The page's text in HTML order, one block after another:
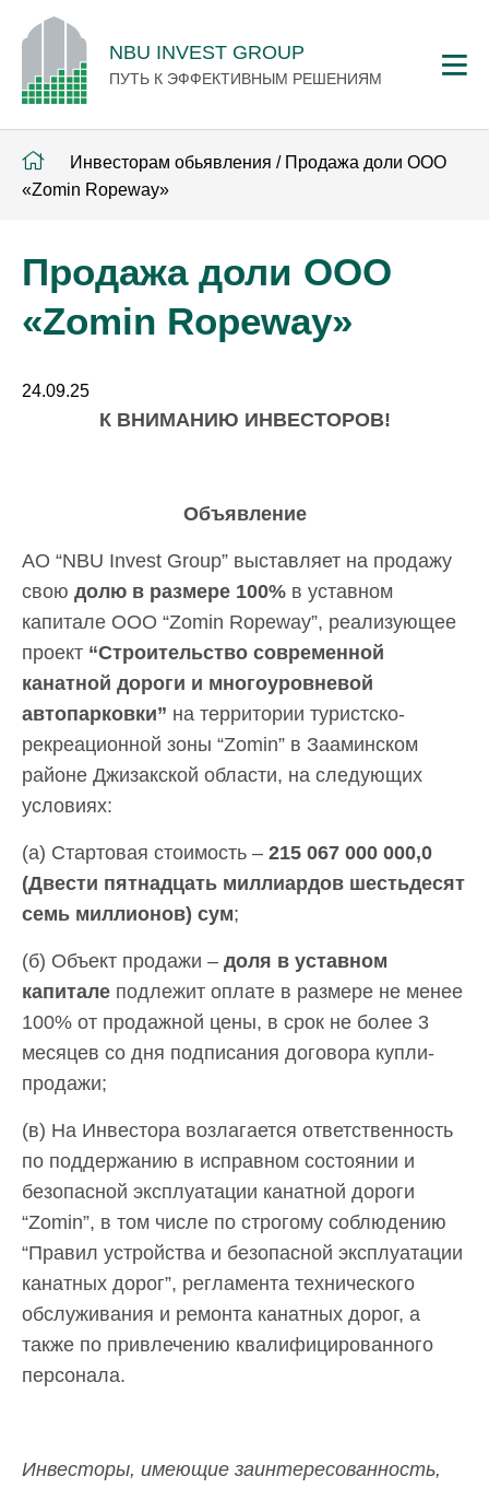
NBU INVEST GROUP
ПУТЬ К ЭФФЕКТИВНЫМ РЕШЕНИЯМ
Инвесторам обьявления / Продажа доли ООО
«Zomin Ropeway»
Продажа доли ООО
«Zomin Ropeway»
24.09.25
К ВНИМАНИЮ ИНВЕСТОРОВ!
Объявление
АО “NBU Invest Group” выставляет на продажу
свою долю в размере 100% в уставном
капитале ООО “Zomin Ropeway”, реализующее
проект “Строительство современной
канатной дороги и многоуровневой
автопарковки” на территории туристско-
рекреационной зоны “Zomin” в Зааминском
районе Джизакской области, на следующих
условиях:
(а) Стартовая стоимость – 215 067 000 000,0
(Двести пятнадцать миллиардов шестьдесят
семь миллионов) сум;
(б) Объект продажи – доля в уставном
капитале подлежит оплате в размере не менее
100% от продажной цены, в срок не более 3
месяцев со дня подписания договора купли-
продажи;
(в) На Инвестора возлагается ответственность
по поддержанию в исправном состоянии и
безопасной эксплуатации канатной дороги
“Zomin”, в том числе по строгому соблюдению
“Правил устройства и безопасной эксплуатации
канатных дорог”, регламента технического
обслуживания и ремонта канатных дорог, а
также по привлечению квалифицированного
персонала.
Инвесторы, имеющие заинтересованность,